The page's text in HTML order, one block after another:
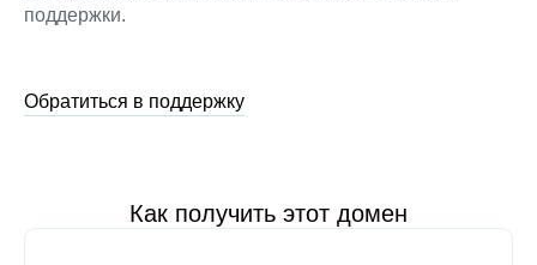
поддержки.
Обратиться в поддержку
Как получить этот домен